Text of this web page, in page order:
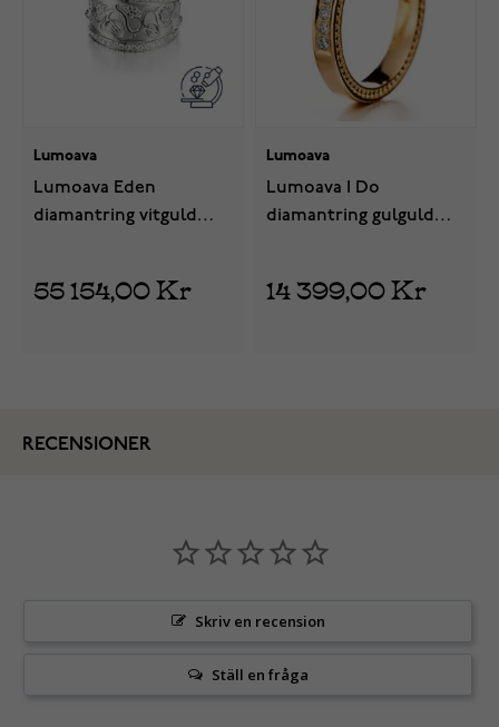
Lumoava
Lumoava Eden
diamantring vitguld
55 154,00 Kr
Lumoava
Lumoava I Do
diamantring gulguld
14 399,00 Kr
RECENSIONER
Skriv en recension
Ställ en fråga